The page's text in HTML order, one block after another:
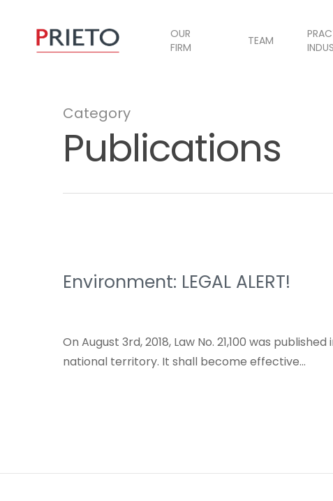
OUR
FIRM
TEAM
Category
Publications
Environment: LEGAL ALERT!
On August 3rd, 2018, Law No. 21,100 was
national territory. It shall become effective…